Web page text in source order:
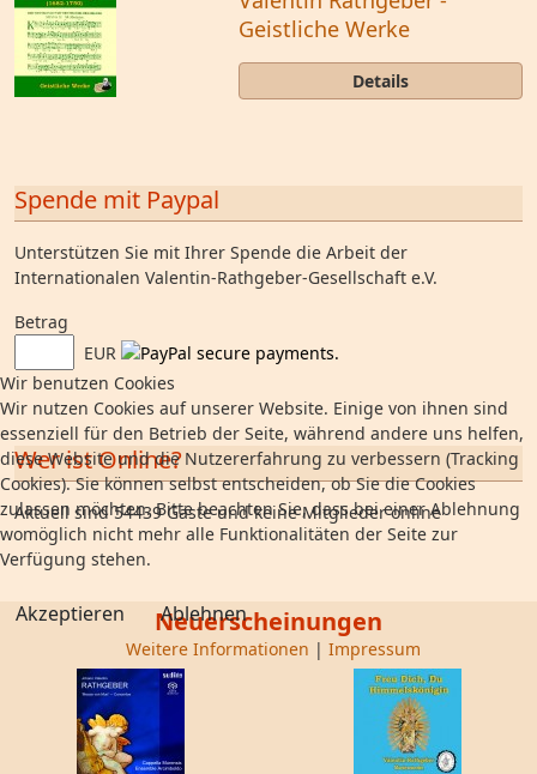
Geistliche Werke
Details
Spende mit Paypal
Unterstützen Sie mit Ihrer Spende die Arbeit der
Internationalen Valentin-Rathgeber-Gesellschaft e.V.
Betrag
EUR
Wer ist Online?
Aktuell sind 54439 Gäste und keine Mitglieder online
Neuerscheinungen
Wir benutzen Cookies
Wir nutzen Cookies auf unserer Website. Einige von ihnen sind
essenziell für den Betrieb der Seite, während andere uns helfen,
diese Website und die Nutzererfahrung zu verbessern (Tracking
Cookies). Sie können selbst entscheiden, ob Sie die Cookies
zulassen möchten. Bitte beachten Sie, dass bei einer Ablehnung
womöglich nicht mehr alle Funktionalitäten der Seite zur
Verfügung stehen.
Akzeptieren Ablehnen
Weitere Informationen | Impressum